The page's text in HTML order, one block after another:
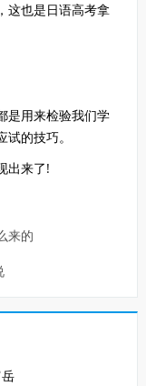
这也是日语高考拿
用来检验我们学
的技巧。
出来了!
来的